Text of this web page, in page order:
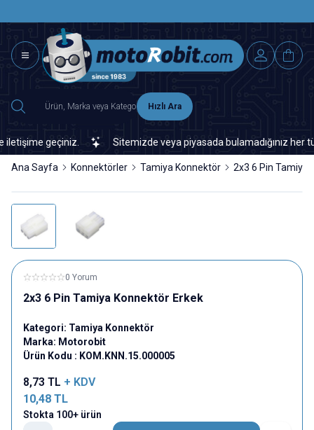
Hızlı Ara
geçiniz. Sitemizde veya piyasada bulamadığınız her
Ana Sayfa Konnektörler Tamiya Konnektör 2x3 6 Pin Tamiya
0 Yorum
2x3 6 Pin Tamiya Konnektör Erkek
Kategori: Tamiya Konnektör
Marka: Motorobit
Ürün Kodu : KOM.KNN.15.000005
8,73 TL + KDV
10,48 TL
Stokta 100+ ürün